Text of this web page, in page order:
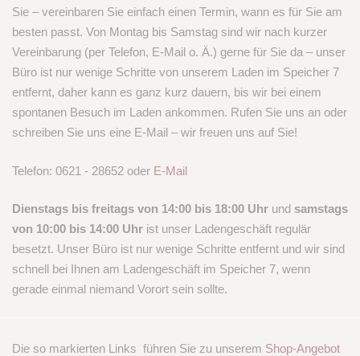
Sie – vereinbaren Sie einfach einen Termin, wann es für Sie am
besten passt. Von Montag bis Samstag sind wir nach kurzer
Vereinbarung (per Telefon, E-Mail o. Ä.) gerne für Sie da – unser
Büro ist nur wenige Schritte von unserem Laden im Speicher 7
entfernt, daher kann es ganz kurz dauern, bis wir bei einem
spontanen Besuch im Laden ankommen. Rufen Sie uns an oder
schreiben Sie uns eine E-Mail – wir freuen uns auf Sie!
Telefon: 0621 - 28652 oder E-Mail
Dienstags bis freitags von 14:00 bis 18:00 Uhr und samstags
von 10:00 bis 14:00 Uhr ist unser Ladengeschäft regulär
besetzt. Unser Büro ist nur wenige Schritte entfernt und wir sind
schnell bei Ihnen am Ladengeschäft im Speicher 7, wenn
gerade einmal niemand Vorort sein sollte.
Die so markierten Links führen Sie zu unserem Shop-Angebot